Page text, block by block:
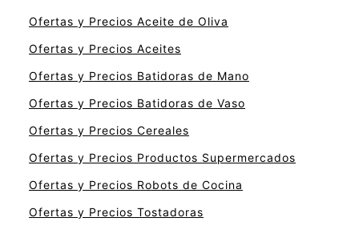
Ofertas y Precios Aceite de Oliva
Ofertas y Precios Aceites
Ofertas y Precios Batidoras de Mano
Ofertas y Precios Batidoras de Vaso
Ofertas y Precios Cereales
Ofertas y Precios Productos Supermercados
Ofertas y Precios Robots de Cocina
Ofertas y Precios Tostadoras